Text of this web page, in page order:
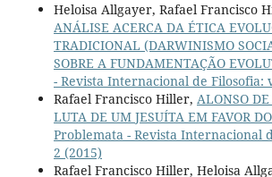
Heloisa Allgayer, Rafael Francisco
ANÁLISE ACERCA DA ÉTICA
TRADICIONAL (DARWINISMO
SOBRE A FUNDAMENTAÇÃO
- Revista Internacional de Filosofia:
Rafael Francisco Hiller, ALONSO
LUTA DE UM JESUÍTA EM FAVOR
Problemata - Revista Internacional
2 (2015)
Rafael Francisco Hiller, Heloisa